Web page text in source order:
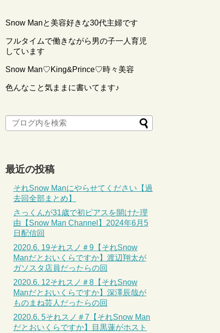
Snow Manと美容好きな30代主婦です
フルタイムで働きながら男の子一人育児
しています
Snow Man♡King&Prince♡時々美容
色んなこと気ままに書いてます♪
最近の投稿
それSnow Manにやらせてください【過
去回全部まとめ】
さっくんが31歳で初ピアスを開けた理
由【Snow Man Channel】2024年6月5
日配信回
2020.6. 19それスノ＃9【それSnow
Manだとおいくらですか】渡辺翔太が
ガソスタ店員だったらの回
2020.6. 12それスノ＃8【それSnow
Manだとおいくらですか】深澤辰哉が
ものまね芸人だったらの回
2020.6. 5それスノ＃7【それSnow Man
だとおいくらですか】目黒蓮がホスト